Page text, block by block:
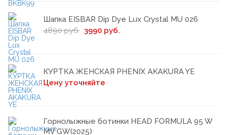
Шапка EISBAR Dip Dye Lux Crystal MU 026
4890 руб. 3990 руб.
КУРТКА ЖЕНСКАЯ PHENIX AKAKURA YE
Цену уточняйте
Горнолыжные ботинки HEAD FORMULA 95 W
MV GW(2025)